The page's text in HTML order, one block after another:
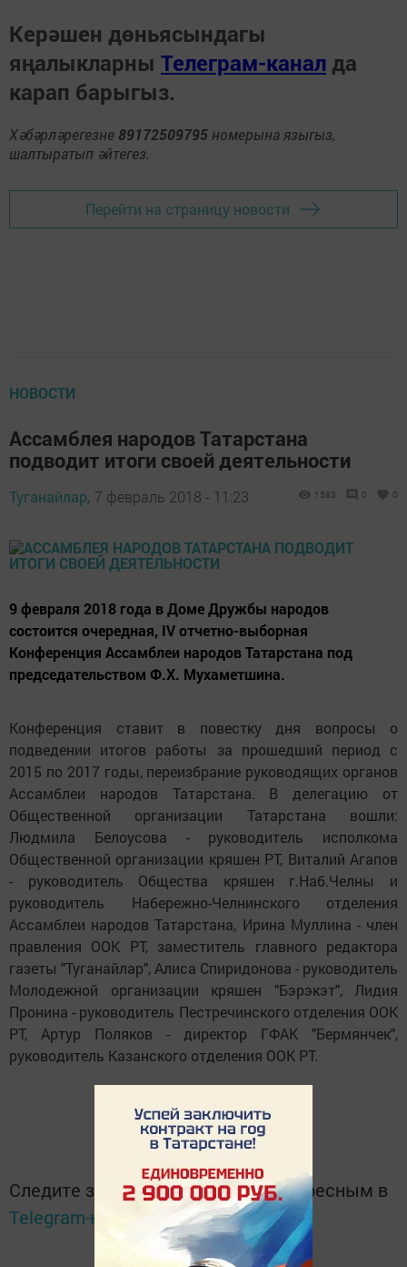
Керәшен дөньясындагы
яңалыкларны Телеграм-канал да
карап барыгыз.
Хәбәрләрегезне 89172509795 номерына языгыз,
шалтыратып әйтегез.
Перейти на страницу новости
НОВОСТИ
Ассамблея народов Татарстана
подводит итоги своей деятельности
Туганайлар, 7 февраль 2018 - 11:23 1583 0 0
9 февраля 2018 года в Доме Дружбы народов
состоится очередная, IV отчетно-выборная
Конференция Ассамблеи народов Татарстана под
председательством Ф.Х. Мухаметшина.
Конференция ставит в повестку дня вопросы о
подведении итогов работы за прошедший период с
2015 по 2017 годы, переизбрание руководящих органов
Ассамблеи народов Татарстана. В делегацию от
Общественной организации Татарстана вошли:
Людмила Белоусова - руководитель исполкома
Общественной организации кряшен РТ, Виталий Агапов
- руководитель Общества кряшен г.Наб.Челны и
руководитель Набережно-Челнинского отделения
Ассамблеи народов Татарстана, Ирина Муллина - член
правления ООК РТ, заместитель главного редактора
газеты "Туганайлар", Алиса Спиридонова - руководитель
Молодежной организации кряшен "Бэрэкэт", Лидия
Пронина - руководитель Пестречинского отделения ООК
РТ, Артур Поляков - директор ГФАК "Бермянчек",
руководитель Казанского отделения ООК РТ.
Следите за самым важным и интересным в
Telegram-канале
Татмедиа